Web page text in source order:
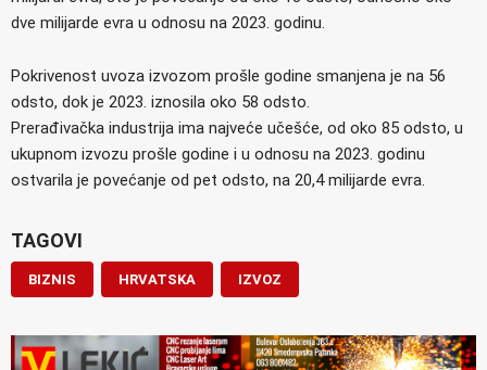
dve milijarde evra u odnosu na 2023. godinu.
Pokrivenost uvoza izvozom prošle godine smanjena je na 56
odsto, dok je 2023. iznosila oko 58 odsto.
Prerađivačka industrija ima najveće učešće, od oko 85 odsto, u
ukupnom izvozu prošle godine i u odnosu na 2023. godinu
ostvarila je povećanje od pet odsto, na 20,4 milijarde evra.
TAGOVI
BIZNIS HRVATSKA IZVOZ